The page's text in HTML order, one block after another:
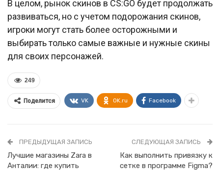
В целом, рынок скинов в CS:GO будет продолжать
развиваться, но с учетом подорожания скинов,
игроки могут стать более осторожными и
выбирать только самые важные и нужные скины
для своих персонажей.
249
Поделится VK OK.ru Facebook
ПРЕДЫДУЩАЯ ЗАПИСЬ
Лучшие магазины Zara в
Анталии: где купить
СЛЕДУЮЩАЯ ЗАПИСЬ
Как выполнить привязку к
сетке в программе Figma?